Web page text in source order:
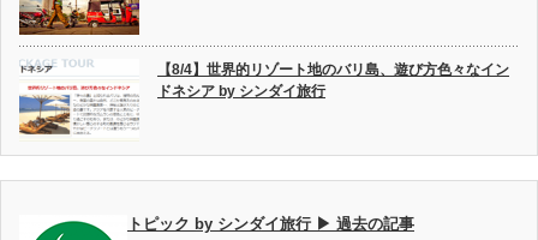
【8/4】世界的リゾート地のバリ島、遊び方色々なイン
ドネシア by シンダイ旅行
トピック by シンダイ旅行 ▶ 過去の記事